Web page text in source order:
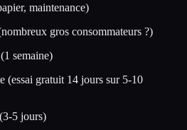
maintenance)
gros consommateurs ?)
(1 semaine)
(essai gratuit 14 jours sur 5-10
(3-5 jours)